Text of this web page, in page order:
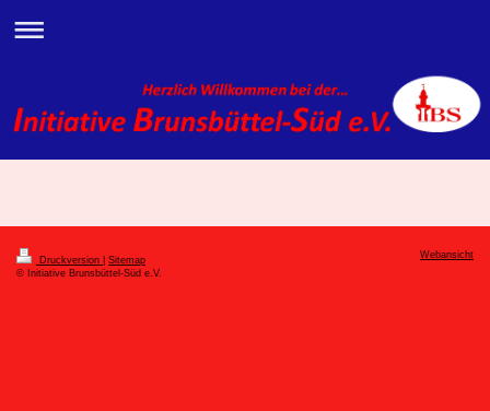
Druckversion
Sitemap
© Initiative Brunsbüttel-Süd e.V.
Webansicht